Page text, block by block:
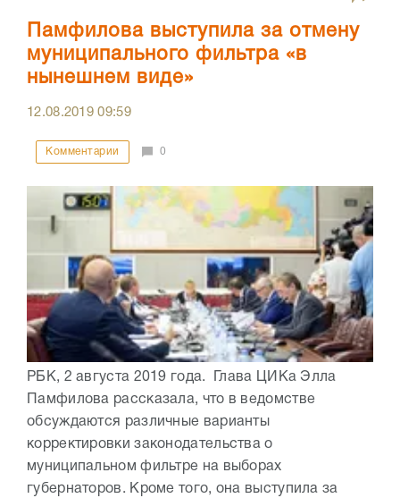
Памфилова выступила за отмену
муниципального фильтра «в
нынешнем виде»
12.08.201909:59
Комментарии 0
РБК, 2 августа 2019 года. Глава ЦИКа Элла
Памфилова рассказала, что в ведомстве
обсуждаются различные варианты
корректировки законодательства о
муниципальном фильтре на выборах
губернаторов. Кроме того, она выступила за